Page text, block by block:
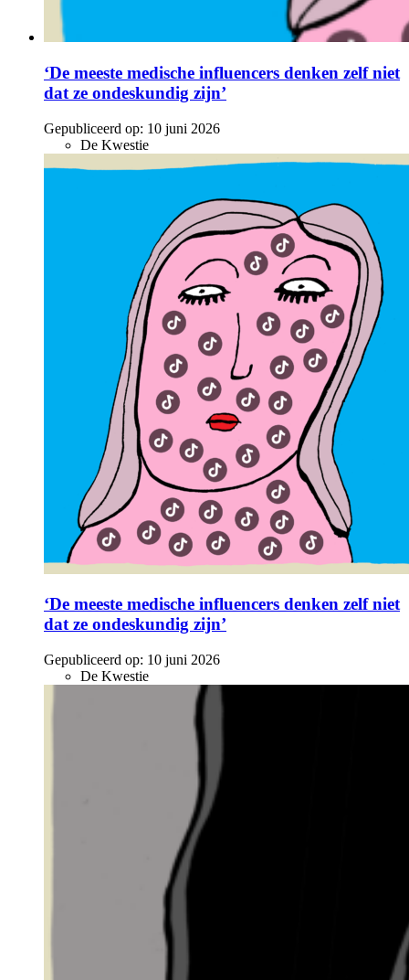
‘De meeste medische influencers denken zelf niet
dat ze ondeskundig zijn’
Gepubliceerd op: 10 juni 2026
De Kwestie
‘De meeste medische influencers denken zelf niet
dat ze ondeskundig zijn’
Gepubliceerd op: 10 juni 2026
De Kwestie